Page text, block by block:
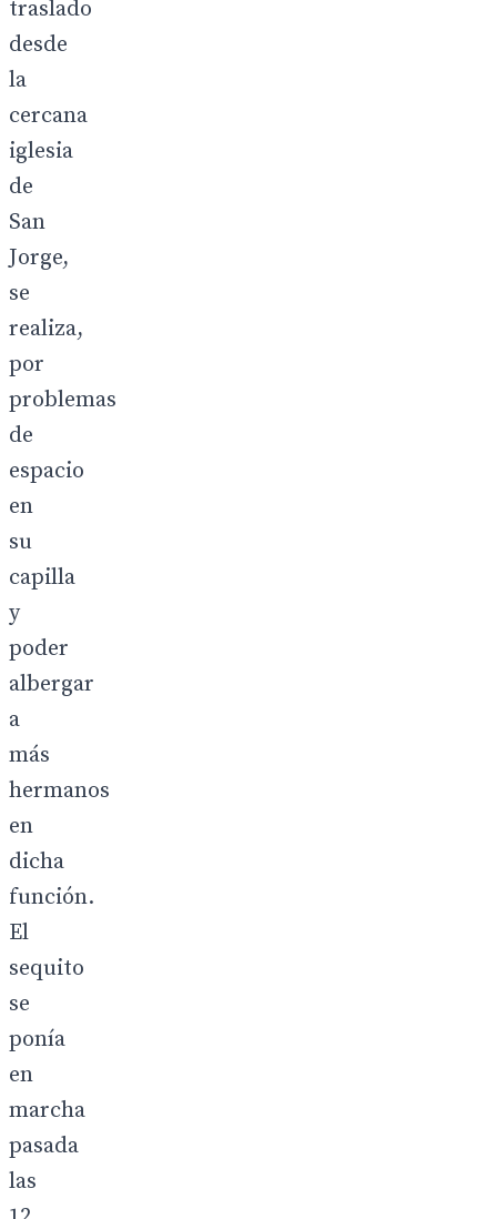
traslado
desde
la
cercana
iglesia
de
San
Jorge,
se
realiza,
por
problemas
de
espacio
en
su
capilla
y
poder
albergar
a
más
hermanos
en
dicha
función.
El
sequito
se
ponía
en
marcha
pasada
las